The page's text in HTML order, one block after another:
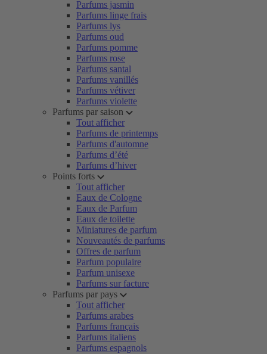
Parfums jasmin
Parfums linge frais
Parfums lys
Parfums oud
Parfums pomme
Parfums rose
Parfums santal
Parfums vanillés
Parfums vétiver
Parfums violette
Parfums par saison
Tout afficher
Parfums de printemps
Parfums d'automne
Parfums d’été
Parfums d’hiver
Points forts
Tout afficher
Eaux de Cologne
Eaux de Parfum
Eaux de toilette
Miniatures de parfum
Nouveautés de parfums
Offres de parfum
Parfum populaire
Parfum unisexe
Parfums sur facture
Parfums par pays
Tout afficher
Parfums arabes
Parfums français
Parfums italiens
Parfums espagnols